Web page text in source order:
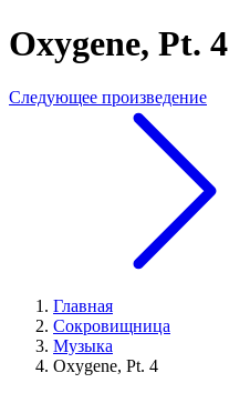
Oxygene, Pt. 4
Следующее произведение
Главная
Сокровищница
Музыка
Oxygene, Pt. 4